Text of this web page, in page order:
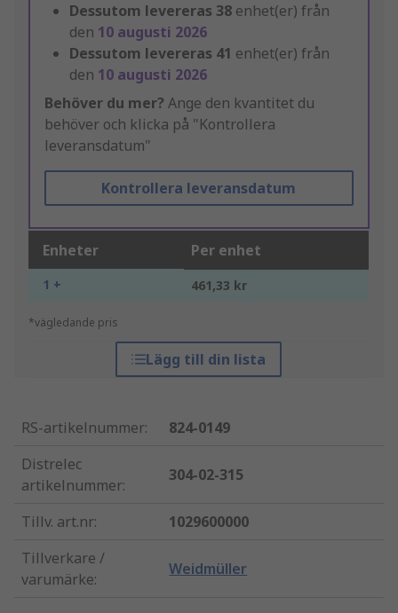
Dessutom levereras 38 enhet(er) från
den 10 augusti 2026
Dessutom levereras 41 enhet(er) från
den 10 augusti 2026
Behöver du mer? Ange den kvantitet du
behöver och klicka på "Kontrollera
leveransdatum"
Kontrollera leveransdatum
Enheter Per enhet
1 + 461,33 kr
*vägledande pris
Lägg till din lista
RS-artikelnummer:
824-0149
Distrelec
artikelnummer:
304-02-315
Tillv. art.nr:
1029600000
Tillverkare /
varumärke:
Weidmüller